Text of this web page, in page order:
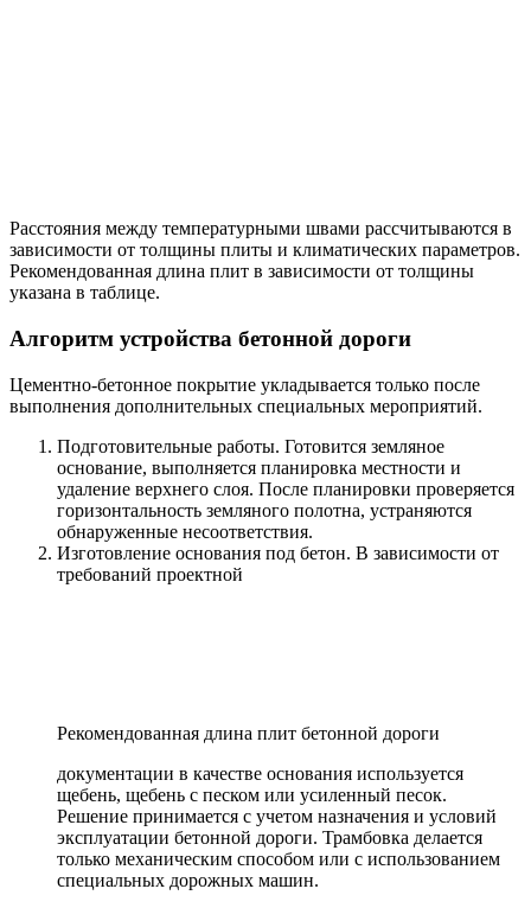
Расстояния между температурными швами рассчитываются в
зависимости от толщины плиты и климатических параметров.
Рекомендованная длина плит в зависимости от толщины
указана в таблице.
Алгоритм устройства бетонной дороги
Цементно-бетонное покрытие укладывается только после
выполнения дополнительных специальных мероприятий.
Подготовительные работы. Готовится земляное
основание, выполняется планировка местности и
удаление верхнего слоя. После планировки проверяется
горизонтальность земляного полотна, устраняются
обнаруженные несоответствия.
Изготовление основания под бетон. В зависимости от
требований проектной
Рекомендованная длина плит бетонной дороги
документации в качестве основания используется
щебень, щебень с песком или усиленный песок.
Решение принимается с учетом назначения и условий
эксплуатации бетонной дороги. Трамбовка делается
только механическим способом или с использованием
специальных дорожных машин.